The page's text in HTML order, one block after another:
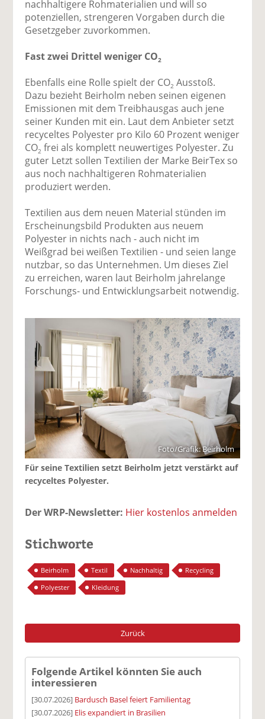
n
n
nachhaltigere Rohmaterialien und will so
potenziellen, strengeren Vorgaben durch die
Gesetzgeber zuvorkommen.
Fast zwei Drittel weniger CO2
Ebenfalls eine Rolle spielt der CO2 Ausstoß.
Dazu bezieht Beirholm neben seinen eigenen
Emissionen mit dem Treibhausgas auch jene
seiner Kunden mit ein. Laut dem Anbieter setzt
recyceltes Polyester pro Kilo 60 Prozent weniger
CO2 frei als komplett neuwertiges Polyester. Zu
guter Letzt sollen Textilien der Marke BeirTex so
aus noch nachhaltigeren Rohmaterialien
produziert werden.
Textilien aus dem neuen Material stünden im
Erscheinungsbild Produkten aus neuem
Polyester in nichts nach - auch nicht im
Weißgrad bei weißen Textilien - und seien lange
nutzbar, so das Unternehmen. Um dieses Ziel
zu erreichen, waren laut Beirholm jahrelange
Forschungs- und Entwicklungsarbeit notwendig.
Foto/Grafik: Beirholm
Für seine Textilien setzt Beirholm jetzt verstärkt auf
recyceltes Polyester.
Der WRP-Newsletter: Hier kostenlos anmelden
Stichworte
Beirholm Textil Nachhaltig
Recycling
Polyester
Kleidung
Zurück
Folgende Artikel könnten Sie auch
interessieren
[30.07.2026] Bardusch Basel feiert Familientag
[30.07.2026] Elis expandiert in Brasilien